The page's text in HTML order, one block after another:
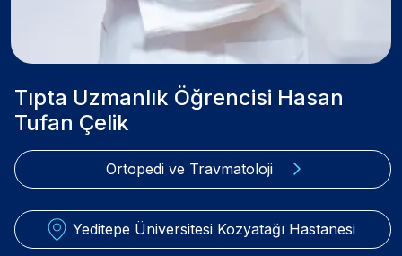
Tıpta Uzmanlık Öğrencisi Hasan
Tufan Çelik
Ortopedi ve Travmatoloji
Yeditepe Üniversitesi Kozyatağı Hastanesi